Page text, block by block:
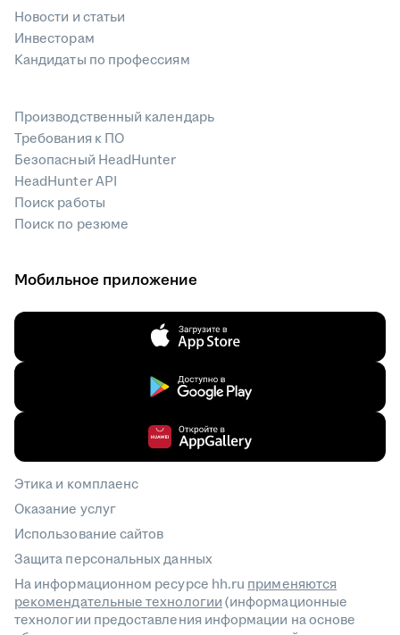
Новости и статьи
Инвесторам
Кандидаты по профессиям
Производственный календарь
Требования к ПО
Безопасный HeadHunter
HeadHunter API
Поиск работы
Поиск по резюме
Мобильное приложение
Этика и комплаенс
Оказание услуг
Использование сайтов
Защита персональных данных
На информационном ресурсе hh.ru применяются
рекомендательные технологии(информационные
технологии предоставления информации на основе